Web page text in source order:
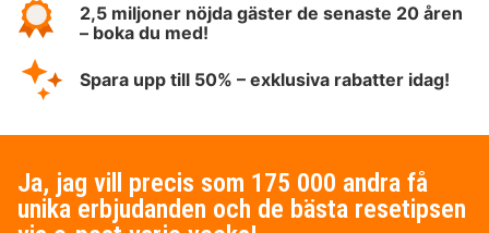
2,5 miljoner nöjda gäster de senaste 20 åren
– boka du med!
Spara upp till 50% – exklusiva rabatter idag!
Ja, jag vill precis som 175 000 andra få
unika erbjudanden och de bästa resetipsen